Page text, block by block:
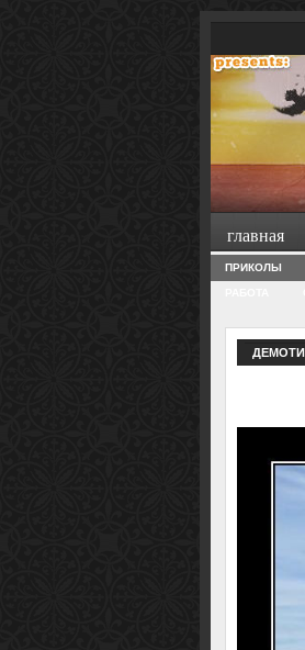
главная
ПРИКОЛЫ